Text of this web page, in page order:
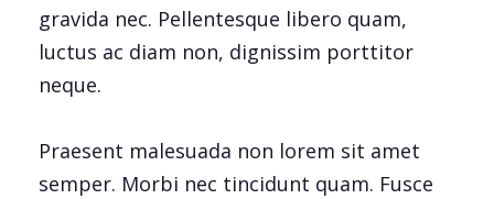
gravida nec. Pellentesque libero quam,
luctus ac diam non, dignissim porttitor
neque.
Praesent malesuada non lorem sit amet
semper. Morbi nec tincidunt quam. Fusce